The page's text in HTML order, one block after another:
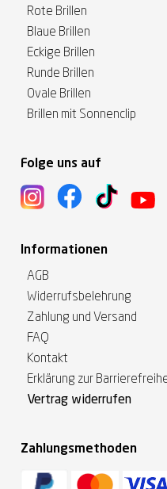
Rote Brillen
Blaue Brillen
Eckige Brillen
Runde Brillen
Ovale Brillen
Brillen mit Sonnenclip
Folge uns auf
Informationen
AGB
Widerrufsbelehrung
Zahlung und Versand
FAQ
Kontakt
Erklärung zur
Vertrag widerrufen
Zahlungsmethoden